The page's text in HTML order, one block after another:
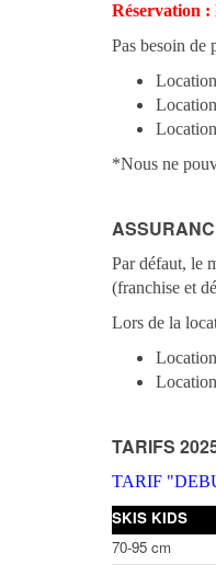
Réservation :
Pas besoin de
*Nous ne
Par défaut, le
(franchise et
Lors de la
TARIFS
TARIF
SKIS KIDS
70-95 cm